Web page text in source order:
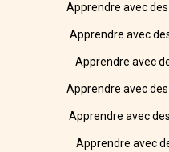
Apprendre avec
Apprendre avec
Apprendre avec
Apprendre avec
Apprendre avec
Apprendre avec